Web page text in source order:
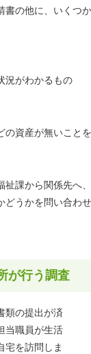
書の他に、いくつ
況がわかるもの
の資産が無いこと
祉課から関係先へ
どうかを問い合わ
が行う調査
類の提出が済
当職員が生活
宅を訪問しま